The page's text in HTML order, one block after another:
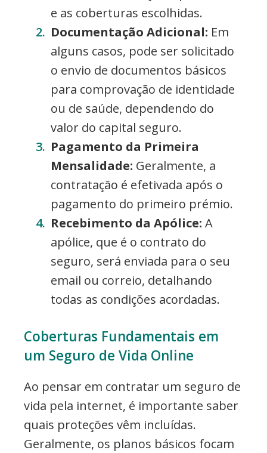
e as coberturas escolhidas.
Documentação Adicional: Em
alguns casos, pode ser solicitado
o envio de documentos básicos
para comprovação de identidade
ou de saúde, dependendo do
valor do capital seguro.
Pagamento da Primeira
Mensalidade: Geralmente, a
contratação é efetivada após o
pagamento do primeiro prémio.
Recebimento da Apólice: A
apólice, que é o contrato do
seguro, será enviada para o seu
email ou correio, detalhando
todas as condições acordadas.
Coberturas Fundamentais em
um Seguro de Vida Online
Ao pensar em contratar um seguro de
vida pela internet, é importante saber
quais proteções vêm incluídas.
Geralmente, os planos básicos focam